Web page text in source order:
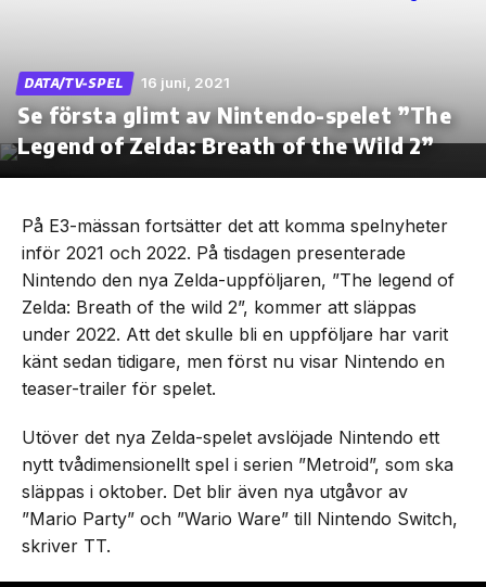
Skip
the
DATA/TV-SPEL 16 juni, 2021
Se första glimt av Nintendo-spelet ”The
Legend of Zelda: Breath of the Wild 2”
På E3-mässan fortsätter det att komma spelnyheter
inför 2021 och 2022. På tisdagen presenterade
Nintendo den nya Zelda-uppföljaren, ”The legend of
Zelda: Breath of the wild 2”, kommer att släppas
under 2022. Att det skulle bli en uppföljare har varit
känt sedan tidigare, men först nu visar Nintendo en
teaser-trailer för spelet.
Utöver det nya Zelda-spelet avslöjade Nintendo ett
nytt tvådimensionellt spel i serien ”Metroid”, som ska
släppas i oktober. Det blir även nya utgåvor av
”Mario Party” och ”Wario Ware” till Nintendo Switch,
skriver TT.